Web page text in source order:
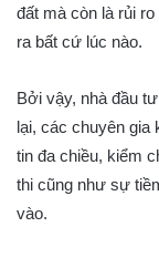
đất mà còn là rủi
ra bất cứ lúc nào.
Bởi vậy, nhà đầu
lại, các chuyên gia
tin đa chiều, kiểm
thi cũng như sự
vào.